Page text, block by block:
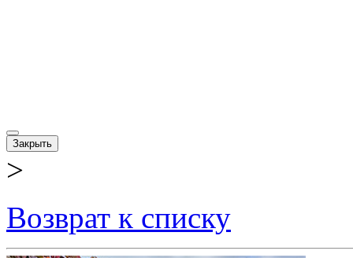
Закрыть
>
Возврат к списку